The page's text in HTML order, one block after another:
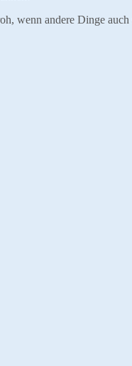
wenn andere Dinge